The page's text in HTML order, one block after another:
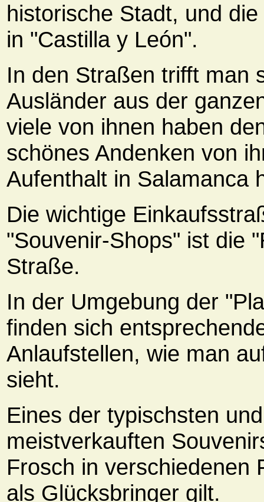
historische Stadt, und
in "Castilla y León".
In den Straßen trifft man
Ausländer aus der
viele von ihnen haben
schönes Andenken von
Aufenthalt in Salamanca
Die wichtige
"Souvenir-Shops" ist die
Straße.
In der Umgebung der
finden sich
Anlaufstellen, wie man
sieht.
Eines der typischsten und
meistverkauften
Frosch in verschiedenen
als Glücksbringer gilt.